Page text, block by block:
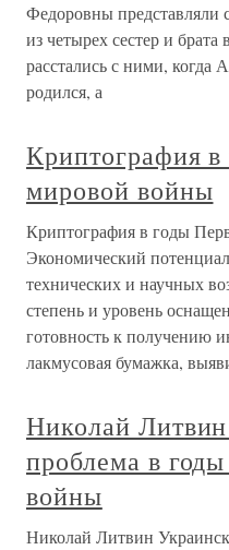
Федоровны представляли
из четырех сестер и
расстались с ними, когда
родился, а
Криптография
мировой войны
Криптография в годы
Экономический
технических и научных
степень и уровень
готовность к получению
лакмусовая бумажка,
Николай
проблема в
войны
Николай Литвин